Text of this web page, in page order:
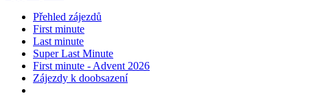
Přehled zájezdů
First minute
Last minute
Super Last Minute
First minute - Advent 2026
Zájezdy k doobsazení